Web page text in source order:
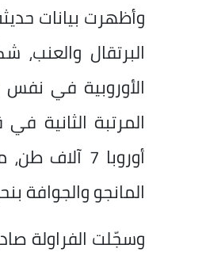
وأظهرت بيانات
الأوروبية في نفس
المرتبة الثانية
المانجو والجوافة بنحو 3 آلاف طن لكل